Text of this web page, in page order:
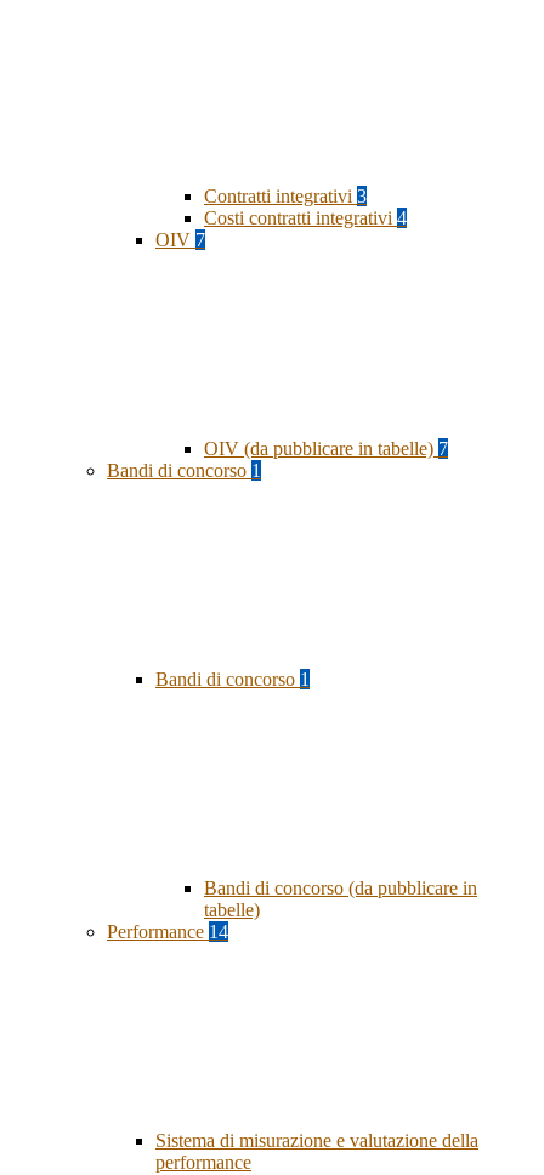
Contratti integrativi 3
Costi contratti integrativi 4
OIV 7
OIV (da pubblicare in tabelle) 7
Bandi di concorso 1
Bandi di concorso 1
Bandi di concorso (da pubblicare in
tabelle)
Performance 14
Sistema di misurazione e valutazione della
performance